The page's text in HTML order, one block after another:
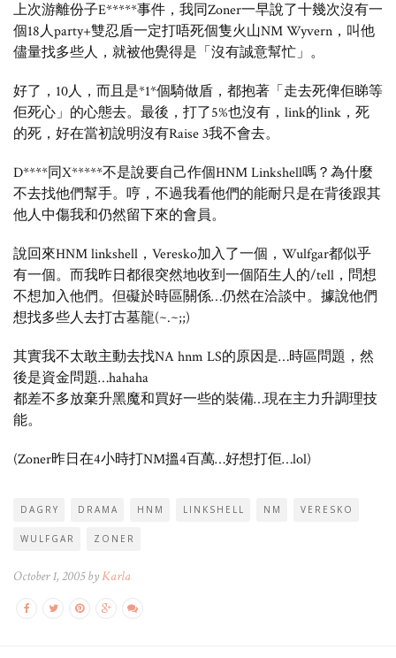
上次游離份子E*****事件，我同Zoner一早說了十幾次沒有一
個18人party+雙忍盾一定打唔死個隻火山NM Wyvern，叫他
儘量找多些人，就被他覺得是「沒有誠意幫忙」。
好了，10人，而且是*1*個騎做盾，都抱著「走去死俾佢睇等
佢死心」的心態去。最後，打了5%也沒有，link的link，死
的死，好在當初說明沒有Raise 3我不會去。
D****同X*****不是說要自己作個HNM Linkshell嗎？為什麼
不去找他們幫手。哼，不過我看他們的能耐只是在背後跟其
他人中傷我和仍然留下來的會員。
說回來HNM linkshell，Veresko加入了一個，Wulfgar都似乎
有一個。而我昨日都很突然地收到一個陌生人的/tell，問想
不想加入他們。但礙於時區關係…仍然在洽談中。據說他們
想找多些人去打古墓龍(~.~;;)
其實我不太敢主動去找NA hnm LS的原因是…時區問題，然
後是資金問題…hahaha
都差不多放棄升黑魔和買好一些的裝備…現在主力升調理技
能。
(Zoner昨日在4小時打NM搵4百萬…好想打佢…lol)
DAGRY DRAMA HNM LINKSHELL NM VERESKO
WULFGAR ZONER
October 1, 2005 byKarla